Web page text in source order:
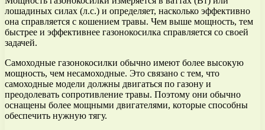
лошадиных силах (л.с.) и определяет, насколько эффективно
она справляется с кошением травы. Чем выше мощность, тем
быстрее и эффективнее газонокосилка справляется со своей
задачей.
Самоходные газонокосилки обычно имеют более высокую
мощность, чем несамоходные. Это связано с тем, что
самоходные модели должны двигаться по газону и
преодолевать сопротивление травы. Поэтому они обычно
оснащены более мощными двигателями, которые способны
обеспечить нужную тягу.